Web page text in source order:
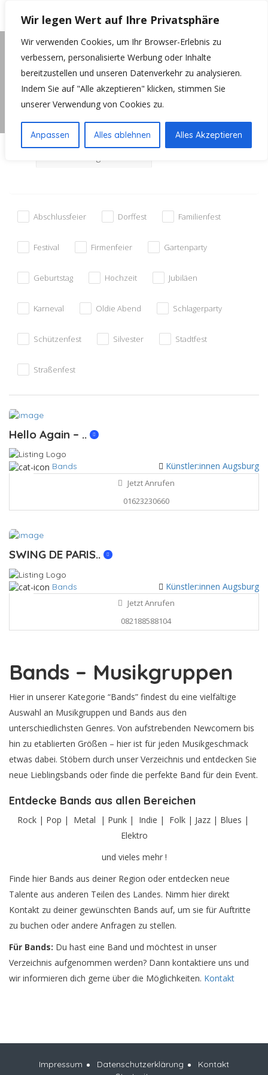
Wir legen Wert auf Ihre Privatsphäre
Wir verwenden Cookies, um Ihr Browser-Erlebnis zu
verbessern, personalisierte Werbung oder Inhalte
bereitzustellen und unseren Datenverkehr zu analysieren.
Indem Sie auf "Alle akzeptieren" klicken, stimmen Sie
unserer Verwendung von Cookies zu.
Anpassen Alles ablehnen Alles Akzeptieren
Startseite Bands
Auf Karte ansehen
Such - Filter
Abschlussfeier Dorffest Familienfest
Festival Firmenfeier Gartenparty
Geburtstag Hochzeit Jubiläen
Karneval Oldie Abend Schlagerparty
Schützenfest Silvester Stadtfest
Straßenfest
Hello Again – ..
Bands Künstler:innen Augsburg
Jetzt Anrufen
01623230660
SWING DE PARIS..
Bands Künstler:innen Augsburg
Jetzt Anrufen
082188588104
Bands – Musikgruppen
Hier in unserer Kategorie “Bands” findest du eine vielfältige
Auswahl an Musikgruppen und Bands aus den
unterschiedlichsten Genres. Von aufstrebenden Newcomern bis
hin zu etablierten Größen – hier ist für jeden Musikgeschmack
etwas dabei. Stöbern durch unser Verzeichnis und entdecken Sie
neue Lieblingsbands oder finde die perfekte Band für dein Event.
Entdecke Bands aus allen Bereichen
Rock | Pop | Metal | Punk | Indie | Folk | Jazz | Blues |
Elektro
und vieles mehr !
Finde hier Bands aus deiner Region oder entdecken neue
Talente aus anderen Teilen des Landes. Nimm hier direkt
Kontakt zu deiner gewünschten Bands auf, um sie für Auftritte
zu buchen oder andere Anfragen zu stellen.
Für Bands: Du hast eine Band und möchtest in unser
Verzeichnis aufgenommen werden? Dann kontaktiere uns und
wir informieren dich gerne über die Möglichkeiten. Kontakt
Impressum Datenschutzerklärung
Kontakt